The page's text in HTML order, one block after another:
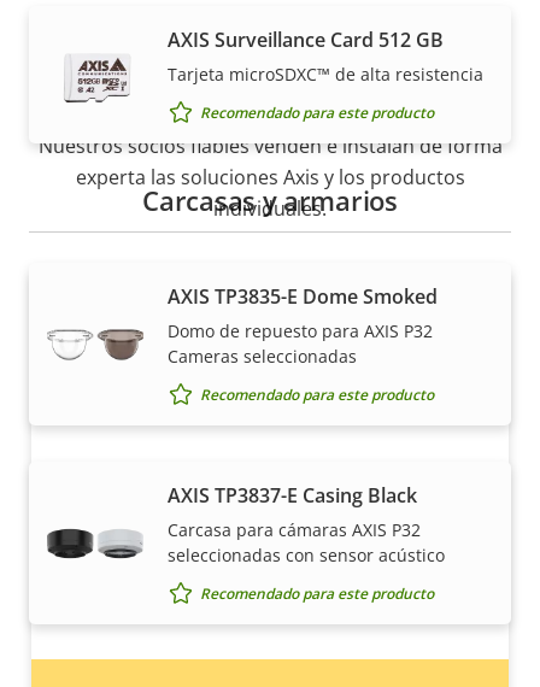
AXIS Surveillance Card 512 GB
Tarjeta microSDXC™ de alta resistencia
Recomendado para este producto
Carcasas y armarios
AXIS TP3835-E Dome Smoked
Domo de repuesto para AXIS P32
Cameras seleccionadas
Recomendado para este producto
AXIS TP3837-E Casing Black
Carcasa para cámaras AXIS P32
seleccionadas con sensor acústico
Recomendado para este producto
Cómo comprar
Nuestros socios fiables venden e instalan de forma
experta las soluciones Axis y los productos
individuales.
¿Quiere comprar productos Axis?
Localice revendedores, integradores de
sistemas e instaladores de productos y
sistemas de Axis.